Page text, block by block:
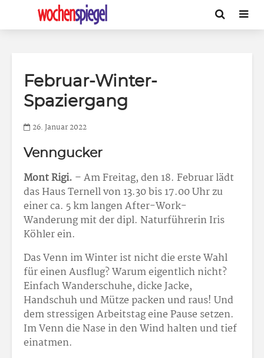
Februar-Winter-
Spaziergang
26. Januar 2022
Venngucker
Mont Rigi. – Am Freitag, den 18. Februar lädt
das Haus Ternell von 13.30 bis 17.00 Uhr zu
einer ca. 5 km langen After-Work-
Wanderung mit der dipl. Naturführerin Iris
Köhler ein.
Das Venn im Winter ist nicht die erste Wahl
für einen Ausflug? Warum eigentlich nicht?
Einfach Wanderschuhe, dicke Jacke,
Handschuh und Mütze packen und raus! Und
dem stressigen Arbeitstag eine Pause setzen.
Im Venn die Nase in den Wind halten und tief
einatmen.